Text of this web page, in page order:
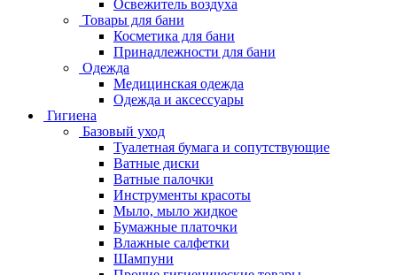
Освежитель воздуха
Товары для бани
Косметика для бани
Принадлежности для бани
Одежда
Медицинская одежда
Одежда и аксессуары
Гигиена
Базовый уход
Туалетная бумага и сопутствующие
Ватные диски
Ватные палочки
Инструменты красоты
Мыло, мыло жидкое
Бумажные платочки
Влажные салфетки
Шампуни